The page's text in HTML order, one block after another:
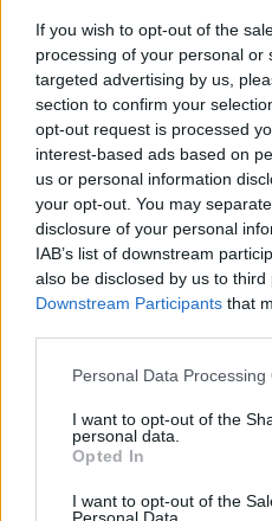
If you wish to opt-out of the
processing of your personal or
targeted advertising by us,
section to confirm your
opt-out request is processed
interest-based ads based on
us or personal information
your opt-out. You may
disclosure of your personal
IAB’s list of downstream
also be disclosed by us to third
Downstream Participants that
Personal Data Processing
I want to opt-out of the
personal data.
Opted In
I want to opt-out of the
Natalija Kričelienė pasitiko
Ignalinos rajono
Jos akelės buvo labai
išryškėjo vaizdai,